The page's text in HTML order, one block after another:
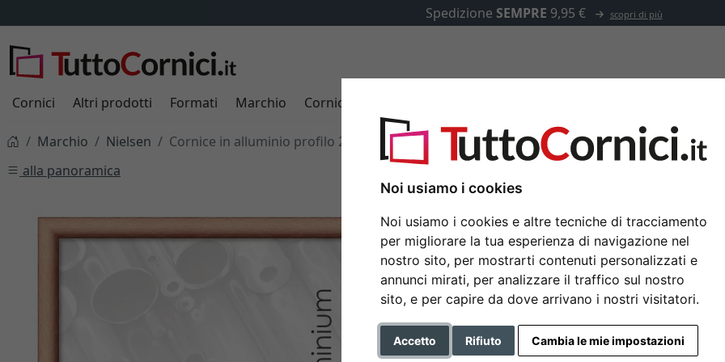
Noi usiamo i cookies
Noi usiamo i cookies e altre tecniche di tracciamento
per migliorare la tua esperienza di navigazione nel
nostro sito, per mostrarti contenuti personalizzati e
annunci mirati, per analizzare il traffico sul nostro
sito, e per capire da dove arrivano i nostri visitatori.
Accetto Rifiuto Cambia le mie impostazioni
Cornici Altri prodotti Formati Marchio Cornici su misura
Marchio Nielsen
Cornice in alluminio profilo 24
alla panoramica
Cornice in alluminio
Nielsen cornice in
Formato
Colore